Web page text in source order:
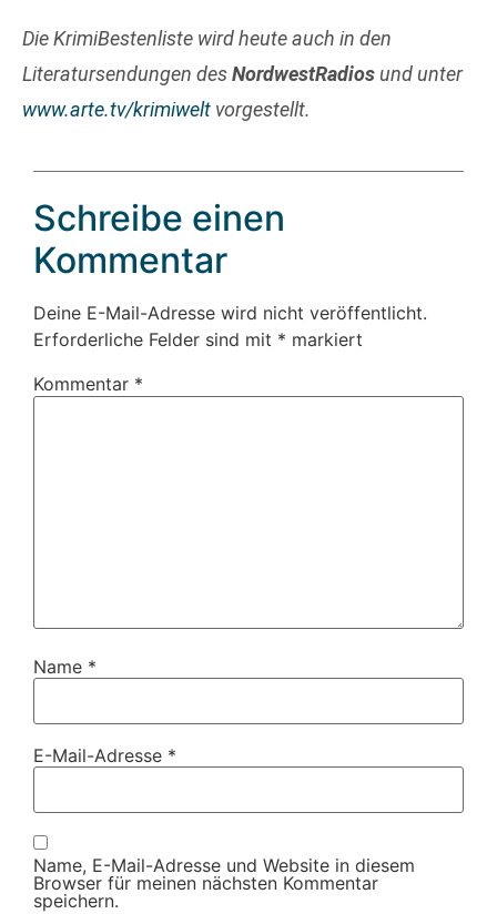
Die KrimiBestenliste wird heute auch in den
Literatursendungen desNordwestRadios und unter
www.arte.tv/krimiwelt vorgestellt.
Schreibe einen
Kommentar
Deine E-Mail-Adresse wird nicht veröffentlicht.
Erforderliche Felder sind mit * markiert
Kommentar *
Name *
E-Mail-Adresse *
Name, E-Mail-Adresse und Website in diesem
Browser für meinen nächsten Kommentar
speichern.